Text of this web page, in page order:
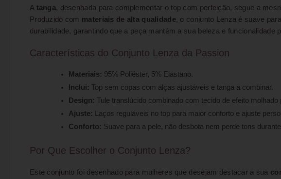
A tanga, desenhada para complementar o top com perfeição, segue a
Produzido com materiais de alta qualidade, o conjunto Lenza é suave
durabilidade, garantindo que a peça mantém a sua beleza e funcionalidade
Características do Conjunto Lenza da Passion
Materiais: 95% Poliéster, 5% Elastano.
Inclui: Top sem copas com alças ajustáveis e tanga a combinar.
Design: Tule translúcido combinado com tecido de efeito molhado
Ajuste:
Laços reguláveis no top para maior conforto e ajuste
Conforto: Suave para a pele, não desbota nem perde tons
Por Que Escolher o Conjunto Lenza?
Este conjunto foi desenhado para mulheres que desejam destacar a sua